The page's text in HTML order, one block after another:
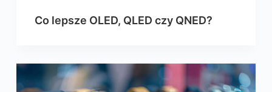
Co lepsze OLED, QLED czy QNED?